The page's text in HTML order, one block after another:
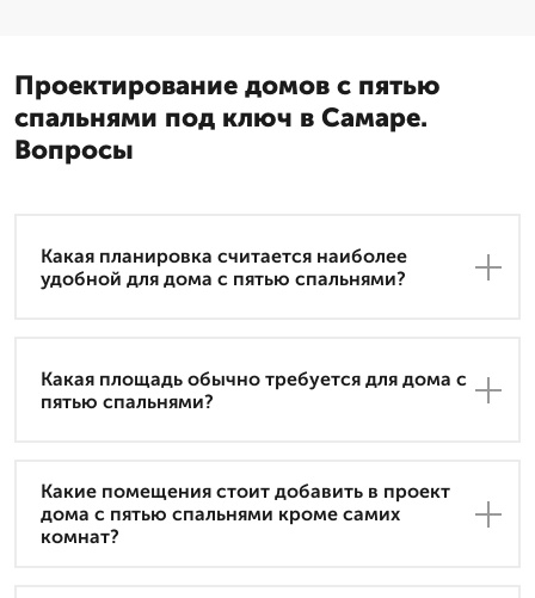
Проектирование домов с пятью
спальнями под ключ в Самаре.
Вопросы
Какая планировка считается наиболее
удобной для дома с пятью спальнями?
Какая площадь обычно требуется для дома с
пятью спальнями?
Какие помещения стоит добавить в проект
дома с пятью спальнями кроме самих
комнат?